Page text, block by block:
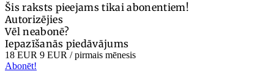
Šis raksts pieejams tikai abonentiem!
Autorizējies
Vēl neabonē?
Iepazīšanās piedāvājums
18 EUR 9 EUR / pirmais mēnesis
Abonēt!